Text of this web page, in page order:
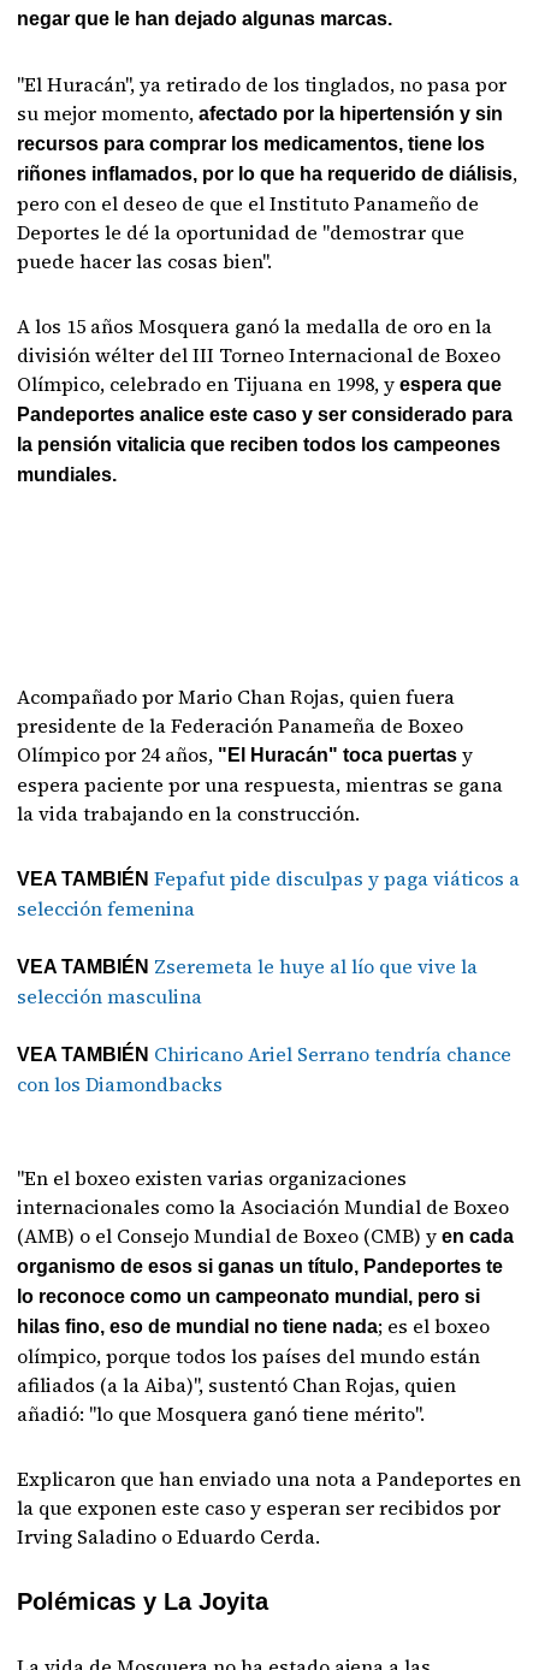
negar que le han dejado algunas marcas.
"El Huracán", ya retirado de los tinglados, no pasa por
su mejor momento, afectado por la hipertensión y sin
recursos para comprar los medicamentos, tiene los
riñones inflamados, por lo que ha requerido de diálisis,
pero con el deseo de que el Instituto Panameño de
Deportes le dé la oportunidad de "demostrar que
puede hacer las cosas bien".
A los 15 años Mosquera ganó la medalla de oro en la
división wélter del III Torneo Internacional de Boxeo
Olímpico, celebrado en Tijuana en 1998, yespera que
Pandeportes analice este caso y ser considerado para
la pensión vitalicia que reciben todos los campeones
mundiales.
Acompañado por Mario Chan Rojas, quien fuera
presidente de la Federación Panameña de Boxeo
Olímpico por 24 años, "El Huracán" toca puertasy
espera paciente por una respuesta, mientras se gana
la vida trabajando en la construcción.
VEA TAMBIÉNFepafut pide disculpas y paga viáticos a
selección femenina
VEA TAMBIÉN Zseremeta le huye al lío que vive la
selección masculina
VEA TAMBIÉN Chiricano Ariel Serrano tendría chance
con los Diamondbacks
"En el boxeo existen varias organizaciones
internacionales como la Asociación Mundial de Boxeo
(AMB) o el Consejo Mundial de Boxeo (CMB) yen cada
organismo de esos si ganas un título, Pandeportes te
lo reconoce como un campeonato mundial, pero si
hilas fino, eso de mundial no tiene nada; es el boxeo
olímpico, porque todos los países del mundo están
afiliados (a la Aiba)", sustentó Chan Rojas, quien
añadió: "lo que Mosquera ganó tiene mérito".
Explicaron que han enviado una nota a Pandeportes en
la que exponen este caso y esperan ser recibidos por
Irving Saladino o Eduardo Cerda.
Polémicas y La Joyita